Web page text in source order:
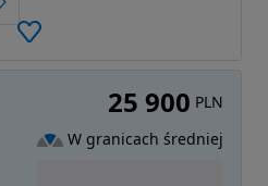
25 900 PLN
W granicach średniej